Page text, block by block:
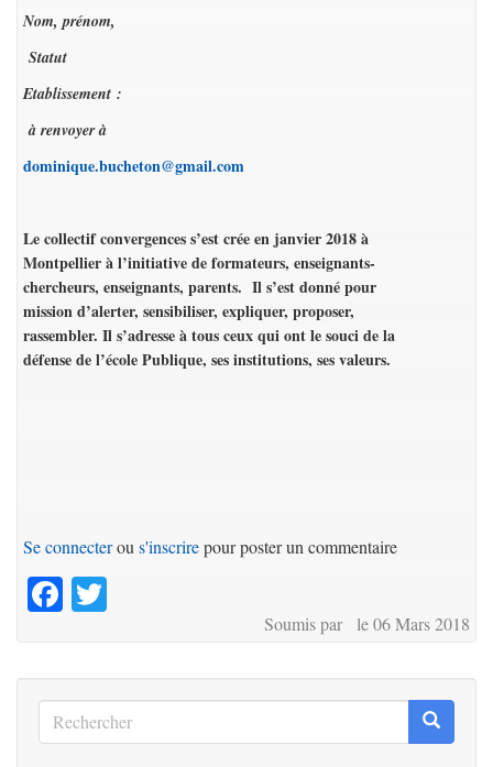
Nom, prénom,
Statut
Etablissement :
à renvoyer à
dominique.bucheton@gmail.com
Le collectif convergences s’est crée en janvier 2018 à
Montpellier à l’initiative de formateurs, enseignants-
chercheurs, enseignants, parents. Il s’est donné pour
mission d’alerter, sensibiliser, expliquer, proposer,
rassembler. Il s’adresse à tous ceux qui ont le souci de la
défense de l’école Publique, ses institutions, ses valeurs.
Se connecterou s'inscrirepour poster un commentaire
Facebook
Soumis par le 06 Mars 2018
Rechercher
Rechercher